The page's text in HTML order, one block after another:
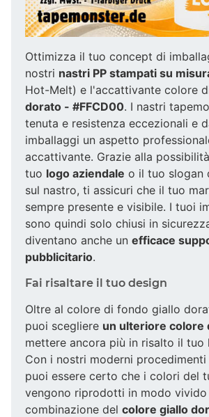
Ottimizza il tuo concept di
nostri nastri PP stampati su
Hot-Melt) e l'accattivante colore
dorato - #FFCD00. I nastri
tenuta e resistenza eccezionali e
imballaggi un aspetto
accattivante. Grazie alla
tuo logo aziendale o il tuo slogan
sul nastro, ti assicuri che il tuo
sempre presente e visibile. I tuoi
sono quindi solo chiusi in
diventano anche un efficace
pubblicitario.
Fai risaltare il tuo design
Oltre al colore di fondo giallo
puoi scegliere un ulteriore colore
mettere ancora più in risalto il tuo
Con i nostri moderni
puoi essere certo che i colori del
vengono riprodotti in modo vivido
combinazione del colore giallo